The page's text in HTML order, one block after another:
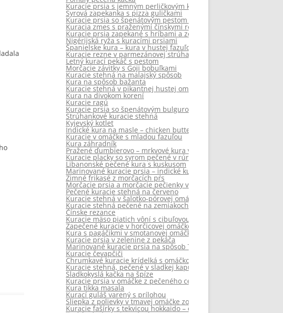
Kuracie prsia s jemným perličkovým karfiolom
Syrová zapekanka s pizza guličkami
Kuracie prsia so špenátovým pestom a cuketovými „rezancami“
Kuracia zmes s praženými čínskymi rezancami
Kuracie prsia zapekané s hríbami a zemiakmi v pekáči
Nigérijská ryža s kuracími prsiami
Španielske kura – kura v hustej fazuľovej omáčke
Kuracie rezne v parmezánovej strúhanke bez vyprážania
Letný kurací pekáč s pestom
Morčacie závitky s Goji bobuľkami
Kuracie stehná na malajský spôsob
Kura na spôsob bažanta
Kuracie stehná v pikantnej hustej omáčke – kuracie gumbo
Kura na divokom korení
Kuracie ragú
Kuracie prsia so špenátovým bulgurom
Strúhankové kuracie stehná
Kyjevský kotlet
Indické kura na masle – chicken butter masala
Kuracie v omáčke s mladou fazuľou
Kura záhradník
Pražené ďumbierovo – mrkvové kura v pomarančovej šťave
Kuracie placky so syrom pečené v rúre
Libanonské pečené kura s kuskusom
Marinované kuracie prsia – indické kuracie tandoori
Zimné frikasé z morčacích pŕs
Morčacie prsia a morčacie pečienky v omáčke
Pečené kuracie stehná na červeno
Kuracie stehná v šalotko-pórovej omáčke
Kuracie stehná pečené na zemiakoch
Čínske rezance
Kuracie mäso piatich vôní s cibuľovou ryžou
Zapečené kuracie v horčicovej omáčke
Kura s pagáčikmi v smotanovej omáčke
Kuracie prsia v zelenine z pekáča
Marinované kuracie prsia na spôsob Tandoori
Kuracie čevapčiči
Chrumkavé kuracie krídelká s omáčkou
Kuracie stehná, pečené v sladkej kapuste
Sladkokyslá kačka na špíze
Kuracie prsia v omáčke z pečeného cesnaku
Kura tikka masala
Kurací guláš varený s prílohou
Sliepka z polievky v tmavej omáčke zo slivkového lekváru, sliviek
Kuracie fašírky s tekvicou hokkaido – diétne